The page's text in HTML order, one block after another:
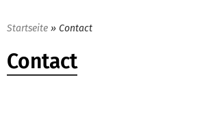
Startseite » Contact
Contact